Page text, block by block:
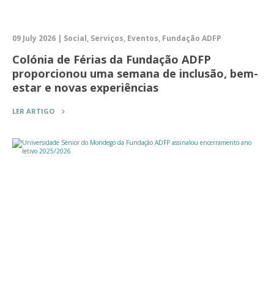
09 July 2026 | Social, Serviços, Eventos, Fundação ADFP
Colónia de Férias da Fundação ADFP
proporcionou uma semana de inclusão, bem-
estar e novas experiências
LER ARTIGO